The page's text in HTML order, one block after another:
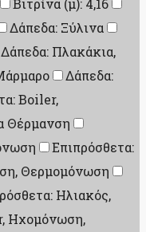
Βιτρίνα (μ): 4,16
Δάπεδα: Ξύλινα
Δάπεδα: Πλακάκια,
Δάπεδα:
Boiler,
Θέρμανση
Επιπρόσθετα:
Θερμομόνωση
Ηλιακός,
Ηχομόνωση,